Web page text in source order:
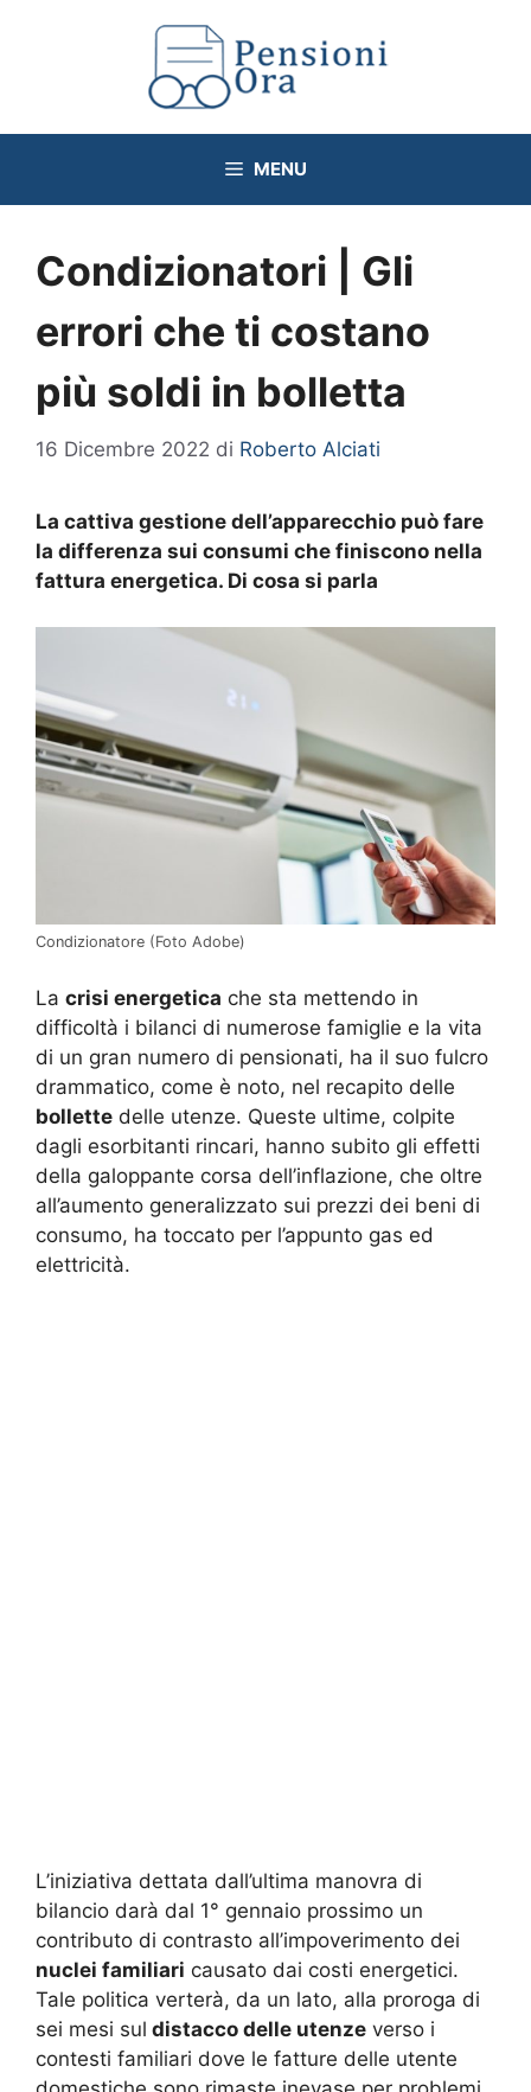
MENU
Condizionatori | Gli
errori che ti costano
più soldi in bolletta
16 Dicembre 2022 di Roberto Alciati
La cattiva gestione dell’apparecchio può fare
la differenza sui consumi che finiscono nella
fattura energetica. Di cosa si parla
Condizionatore (Foto Adobe)
La crisi energetica che sta mettendo in
difficoltà i bilanci di numerose famiglie e la vita
di un gran numero di pensionati, ha il suo fulcro
drammatico, come è noto, nel recapito delle
bollette delle utenze. Queste ultime, colpite
dagli esorbitanti rincari, hanno subito gli effetti
della galoppante corsa dell’inflazione, che oltre
all’aumento generalizzato sui prezzi dei beni di
consumo, ha toccato per l’appunto gas ed
elettricità.
L’iniziativa dettata dall’ultima manovra di
bilancio darà dal 1° gennaio prossimo un
contributo di contrasto all’impoverimento dei
nuclei familiari causato dai costi energetici.
Tale politica verterà, da un lato, alla proroga di
sei mesi sul distacco delle utenze verso i
contesti familiari dove le fatture delle utente